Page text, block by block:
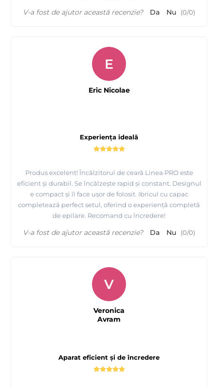
V-a fost de ajutor această recenzie? Da Nu (0/0)
Experienţa ideală
Produs excelent! Încălzitorul de ceară Linea·PRO este
eficient și durabil. Se încălzește rapid și constant. Designul
e compact și îl face ușor de folosit. Ibricul cu capac
completează perfect setul, oferind o experiență completă
de epilare. Recomand cu încredere!
E
Eric Nicolae
V-a fost de ajutor această recenzie? Da Nu (0/0)
Aparat eficient și de încredere
V
Veronica
Avram